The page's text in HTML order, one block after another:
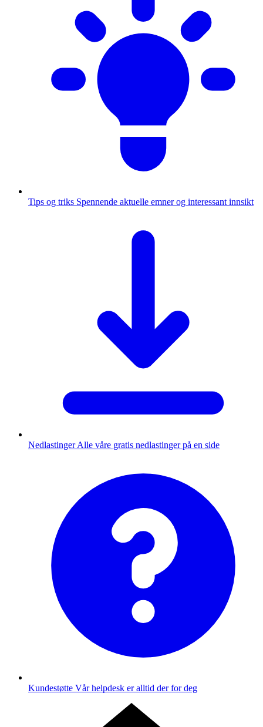
Tips og triks Spennende aktuelle emner og interessant innsikt
Nedlastinger Alle våre gratis nedlastinger på en side
Kundestøtte Vår helpdesk er alltid der for deg